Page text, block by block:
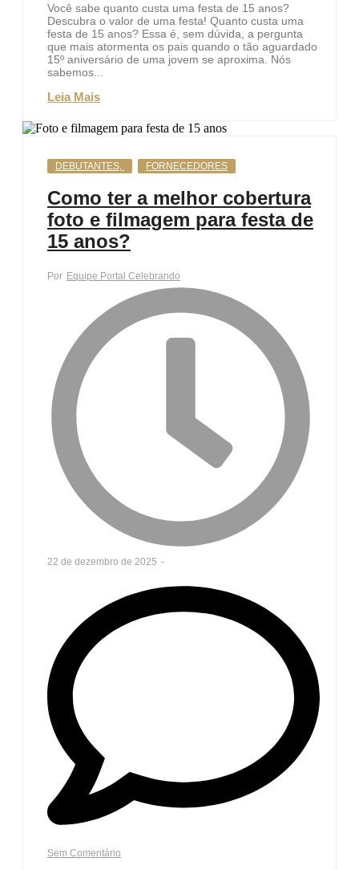
Você sabe quanto custa uma festa de 15 anos?
Descubra o valor de uma festa! Quanto custa uma
festa de 15 anos? Essa é, sem dúvida, a pergunta
que mais atormenta os pais quando o tão aguardado
15º aniversário de uma jovem se aproxima. Nós
sabemos...
Leia Mais
DEBUTANTES, FORNECEDORES
Como ter a melhor cobertura
foto e filmagem para festa de
15 anos?
Por Equipe Portal Celebrando
22 de dezembro de 2025 -
Sem Comentário